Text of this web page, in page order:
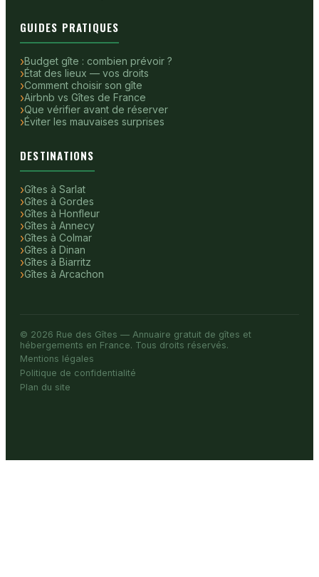
GUIDES PRATIQUES
Budget gîte : combien prévoir ?
État des lieux — vos droits
Comment choisir son gîte
Airbnb vs Gîtes de France
Que vérifier avant de réserver
Éviter les mauvaises surprises
DESTINATIONS
Gîtes à Sarlat
Gîtes à Gordes
Gîtes à Honfleur
Gîtes à Annecy
Gîtes à Colmar
Gîtes à Dinan
Gîtes à Biarritz
Gîtes à Arcachon
© 2026 Rue des Gîtes — Annuaire gratuit de gîtes et
hébergements en France. Tous droits réservés.
Mentions légales
Politique de confidentialité
Plan du site